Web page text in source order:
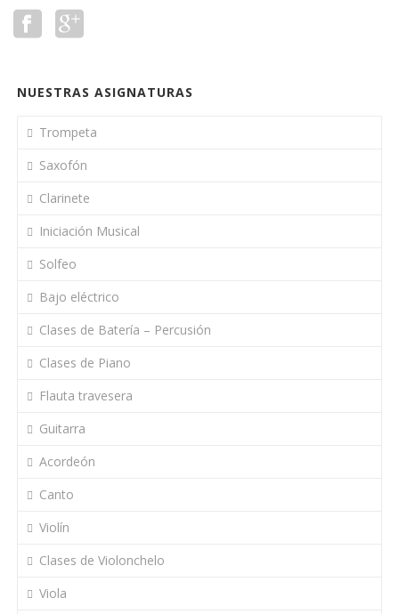
NUESTRAS ASIGNATURAS
Trompeta
Saxofón
Clarinete
Iniciación Musical
Solfeo
Bajo eléctrico
Clases de Batería – Percusión
Clases de Piano
Flauta travesera
Guitarra
Acordeón
Canto
Violín
Clases de Violonchelo
Viola